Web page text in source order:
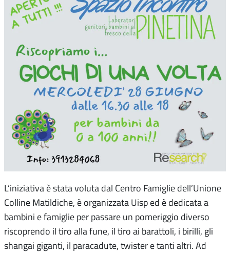
L’iniziativa è stata voluta dal Centro Famiglie dell’Unione
Colline Matildiche, è organizzata Uisp ed è dedicata a
bambini e famiglie per passare un pomeriggio diverso
riscoprendo il tiro alla fune, il tiro ai barattoli, i birilli, gli
shangai giganti, il paracadute, twister e tanti altri. Ad